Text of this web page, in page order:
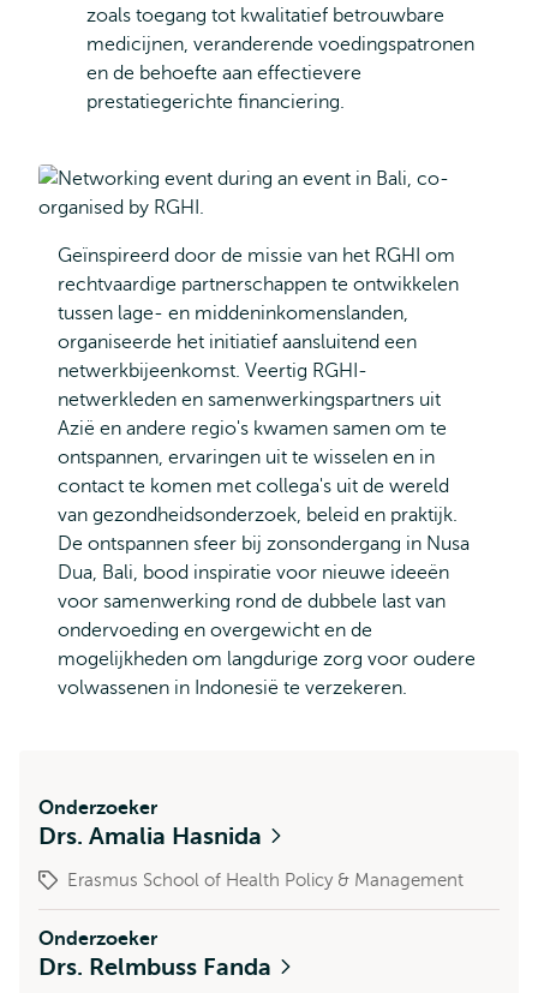
zoals toegang tot kwalitatief betrouwbare
medicijnen, veranderende voedingspatronen
en de behoefte aan effectievere
prestatiegerichte financiering.
Geïnspireerd door de missie van het RGHI om
rechtvaardige partnerschappen te ontwikkelen
tussen lage- en middeninkomenslanden,
organiseerde het initiatief aansluitend een
netwerkbijeenkomst. Veertig RGHI-
netwerkleden en samenwerkingspartners uit
Azië en andere regio's kwamen samen om te
ontspannen, ervaringen uit te wisselen en in
contact te komen met collega's uit de wereld
van gezondheidsonderzoek, beleid en praktijk.
De ontspannen sfeer bij zonsondergang in Nusa
Dua, Bali, bood inspiratie voor nieuwe ideeën
voor samenwerking rond de dubbele last van
ondervoeding en overgewicht en de
mogelijkheden om langdurige zorg voor oudere
volwassenen in Indonesië te verzekeren.
Onderzoeker
Drs. Amalia Hasnida
Erasmus School of Health Policy & Management
Onderzoeker
Drs. Relmbuss Fanda